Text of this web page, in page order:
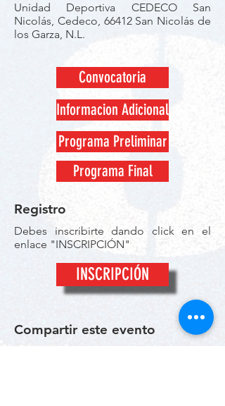
Unidad Deportiva CEDECO San
Nicolás, Cedeco, 66412 San Nicolás de
los Garza, N.L.
Convocatoria
Informacion Adicional
Programa Preliminar
Programa Final
Registro
Debes inscribirte dando click en el
enlace "INSCRIPCIÓN"
INSCRIPCIÓN
Compartir este evento